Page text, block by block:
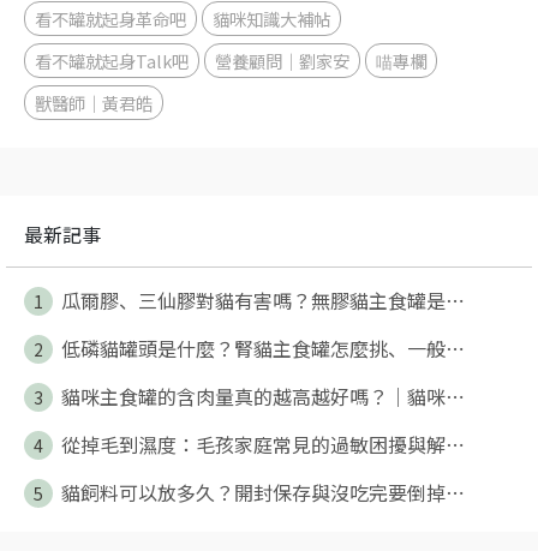
看不罐就起身革命吧
貓咪知識大補帖
看不罐就起身Talk吧
營養顧問｜劉家安
喵專欄
獸醫師｜黃君皓
最新記事
1 瓜爾膠、三仙膠對貓有害嗎？無膠貓主食罐是⋯
2 低磷貓罐頭是什麼？腎貓主食罐怎麼挑、一般⋯
3 貓咪主食罐的含肉量真的越高越好嗎？｜貓咪⋯
4 從掉毛到濕度：毛孩家庭常見的過敏困擾與解⋯
5 貓飼料可以放多久？開封保存與沒吃完要倒掉⋯